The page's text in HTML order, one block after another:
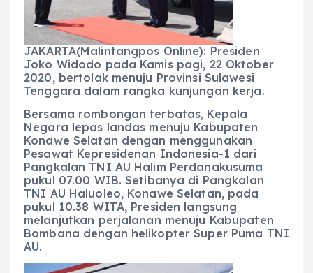
k
JAKARTA(Malintangpos Online): Presiden
Joko Widodo pada Kamis pagi, 22 Oktober
2020, bertolak menuju Provinsi Sulawesi
Tenggara dalam rangka kunjungan kerja.
Bersama rombongan terbatas, Kepala
Negara lepas landas menuju Kabupaten
Konawe Selatan dengan menggunakan
Pesawat Kepresidenan Indonesia-1 dari
Pangkalan TNI AU Halim Perdanakusuma
pukul 07.00 WIB. Setibanya di Pangkalan
TNI AU Haluoleo, Konawe Selatan, pada
pukul 10.38 WITA, Presiden langsung
melanjutkan perjalanan menuju Kabupaten
Bombana dengan helikopter Super Puma TNI
AU.